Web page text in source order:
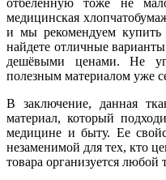
медицинская
и мы рекомендуем
найдете отличные
дешёвыми ценами. Не
полезным материалом уже
В заключение, данная
материал, который
медицине и быту. Ее
незаменимой для тех, кто
товара организуется